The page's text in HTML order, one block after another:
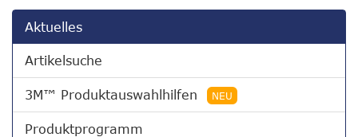
Aktuelles
Artikelsuche
3M™ Produktauswahlhilfen NEU
Produktprogramm